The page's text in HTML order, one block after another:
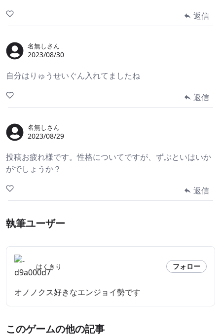
返信
名無しさん
2023/08/30
自分はりゅうせいぐん入れてましたね
返信
名無しさん
2023/08/29
投稿お疲れ様です。性格についてですが、ずぶといはいか
がでしょうか？
返信
執筆ユーザー
はくきり フォロー
オノノクス好きなエンジョイ勢です
このゲームの他の記事